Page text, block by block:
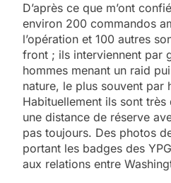
D’après ce que m’ont
environ 200 commandos
l’opération et 100 autres
front ; ils interviennent par
hommes menant un raid
nature, le plus souvent par
Habituellement ils sont
une distance de réserve
pas toujours. Des photos
portant les badges des
aux relations entre